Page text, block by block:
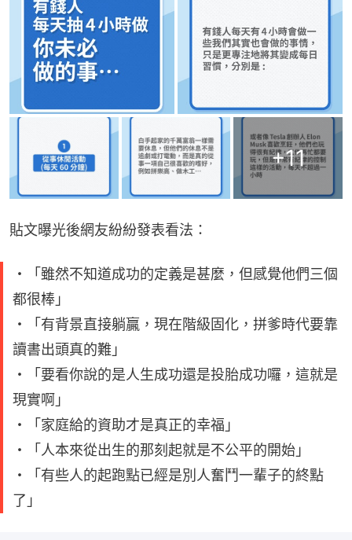
+11
貼文曝光後網友紛紛發表看法：
・「雖然不知道成功的定義是甚麼，但感覺他們三個
都很棒」
・「有背景直接躺贏，現在階級固化，拼爹時代要靠
讀書出頭真的難」
・「要看你說的是人生成功還是投胎成功囉，這就是
現實啊」
・「家庭給的資助才是真正的幸福」
・「人本來從出生的那刻起就是不公平的開始」
・「有些人的起跑點已經是別人奮鬥一輩子的終點
了」